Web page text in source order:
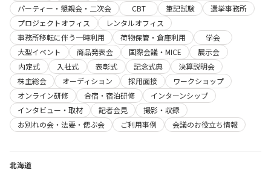
パーティー・懇親会・二次会
CBT 筆記試験
選挙事務所
プロジェクトオフィス
レンタルオフィス
事務所移転に伴う一時利用
荷物保管・倉庫利用
学会
大型イベント
商品発表会 国際会議・MICE
展示会
内定式
入社式 表彰式 記念式典
決算説明会
株主総会
オーディション 採用面接
ワークショップ
オンライン研修
合宿・宿泊研修
インターンシップ
インタビュー・取材
記者会見
撮影・収録
お別れの会・法要・偲ぶ会
ご利用事例 会議のお役立ち情報
北海道